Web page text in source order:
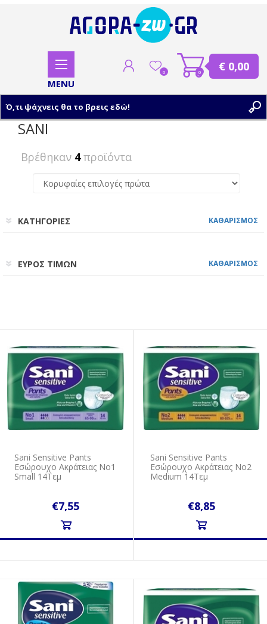
ΣΥΝΔΕΣΗ
0 0 € 0,00
SANI
Βρέθηκαν 4προϊόντα
ΚΑΤΗΓΟΡΙΕΣ ΚΑΘΑΡΙΣΜΟΣ
ΕΥΡΟΣ ΤΙΜΩΝ ΚΑΘΑΡΙΣΜΟΣ
Sani Sensitive Pants
Εσώρουχο Ακράτειας No1
Small 14Tεμ
€7,55
Sani Sensitive Pants
Εσώρουχο Ακράτειας No2
Medium 14Tεμ
€8,85